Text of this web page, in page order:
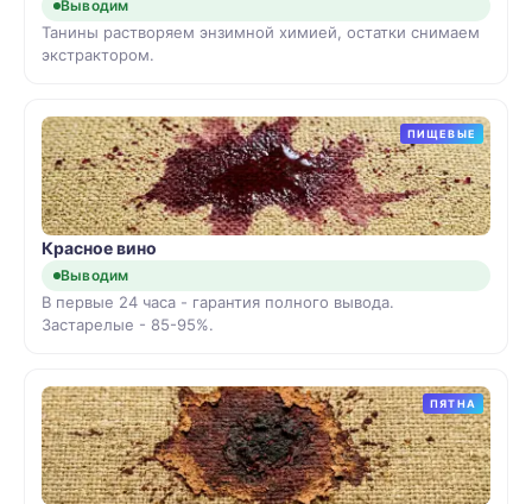
Выводим
Танины растворяем энзимной химией, остатки снимаем
экстрактором.
ПИЩЕВЫЕ
Красное вино
Выводим
В первые 24 часа - гарантия полного вывода.
Застарелые - 85-95%.
ПЯТНА